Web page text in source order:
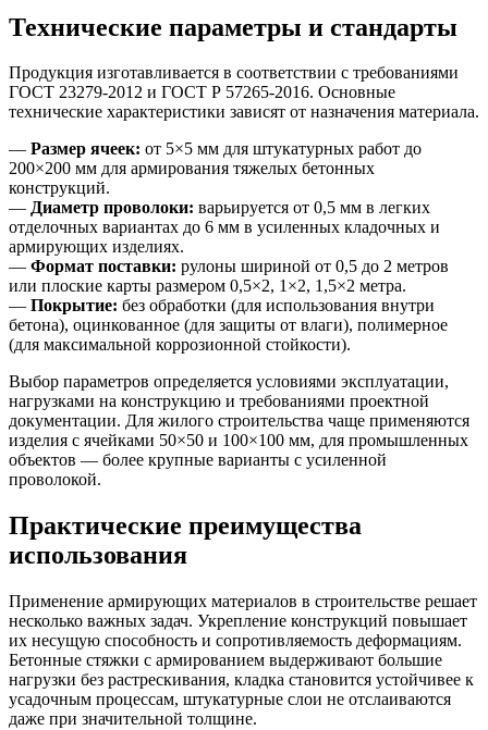
Технические параметры и стандарты
Продукция изготавливается в соответствии с требованиями
ГОСТ 23279-2012 и ГОСТ Р 57265-2016. Основные
технические характеристики зависят от назначения материала.
— Размер ячеек: от 5×5 мм для штукатурных работ до
200×200 мм для армирования тяжелых бетонных
конструкций.
— Диаметр проволоки: варьируется от 0,5 мм в легких
отделочных вариантах до 6 мм в усиленных кладочных и
армирующих изделиях.
— Формат поставки: рулоны шириной от 0,5 до 2 метров
или плоские карты размером 0,5×2, 1×2, 1,5×2 метра.
— Покрытие: без обработки (для использования внутри
бетона), оцинкованное (для защиты от влаги), полимерное
(для максимальной коррозионной стойкости).
Выбор параметров определяется условиями эксплуатации,
нагрузками на конструкцию и требованиями проектной
документации. Для жилого строительства чаще применяются
изделия с ячейками 50×50 и 100×100 мм, для промышленных
объектов — более крупные варианты с усиленной
проволокой.
Практические преимущества
использования
Применение армирующих материалов в строительстве решает
несколько важных задач. Укрепление конструкций повышает
их несущую способность и сопротивляемость деформациям.
Бетонные стяжки с армированием выдерживают большие
нагрузки без растрескивания, кладка становится устойчивее к
усадочным процессам, штукатурные слои не отслаиваются
даже при значительной толщине.